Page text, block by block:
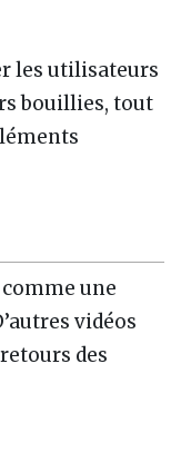
les utilisateurs
bouillies, tout
comme une
vidéos
des